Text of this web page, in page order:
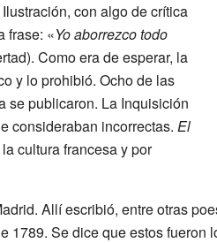
con algo de crítica
frase: «Yo aborrezco todo
Como era de esperar, la
y lo prohibió. Ocho de las
se publicaron. La Inquisición
consideraban incorrectas. El
cultura francesa y por
Allí escribió, entre otras
1789. Se dice que estos fueron